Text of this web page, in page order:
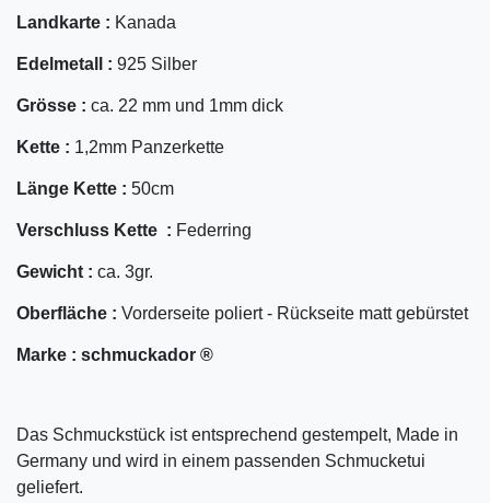
Landkarte : Kanada
Edelmetall : 925 Silber
Grösse : ca. 22 mm und 1mm dick
Kette : 1,2mm Panzerkette
Länge Kette : 50cm
Verschluss Kette : Federring
Gewicht : ca. 3gr.
Oberfläche : Vorderseite poliert - Rückseite matt gebürstet
Marke : schmuckador ®
Das Schmuckstück ist entsprechend gestempelt, Made in
Germany und wird in einem passenden Schmucketui
geliefert.